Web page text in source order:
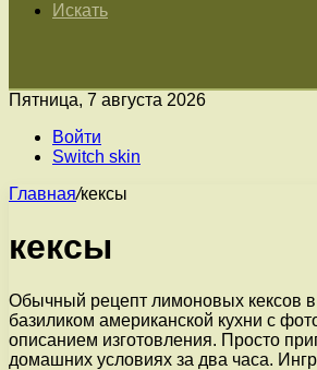
Искать
Пятница, 7 августа 2026
Войти
Switch skin
Главная/кексы
кексы
Обычный рецепт лимоновых кексов
базиликом американской кухни с
описанием изготовления. Просто
домашних условиях за два часа.